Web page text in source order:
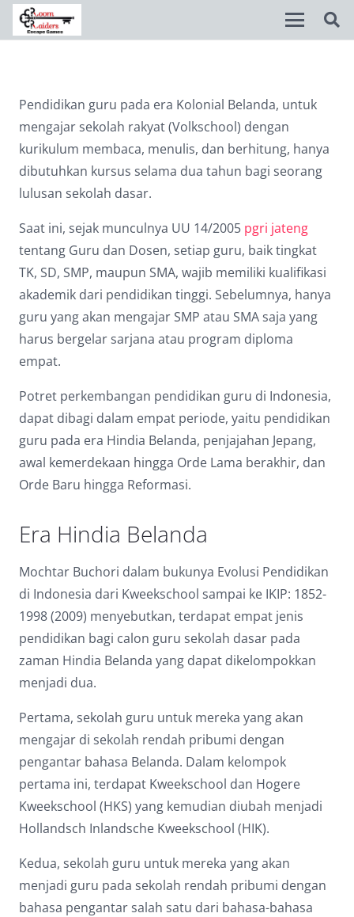
Pendidikan guru pada era Kolonial Belanda, untuk
mengajar sekolah rakyat (Volkschool) dengan
kurikulum membaca, menulis, dan berhitung, hanya
dibutuhkan kursus selama dua tahun bagi seorang
lulusan sekolah dasar.
Saat ini, sejak munculnya UU 14/2005 pgri jateng
tentang Guru dan Dosen, setiap guru, baik tingkat
TK, SD, SMP, maupun SMA, wajib memiliki kualifikasi
akademik dari pendidikan tinggi. Sebelumnya, hanya
guru yang akan mengajar SMP atau SMA saja yang
harus bergelar sarjana atau program diploma
empat.
Potret perkembangan pendidikan guru di Indonesia,
dapat dibagi dalam empat periode, yaitu pendidikan
guru pada era Hindia Belanda, penjajahan Jepang,
awal kemerdekaan hingga Orde Lama berakhir, dan
Orde Baru hingga Reformasi.
Era Hindia Belanda
Mochtar Buchori dalam bukunya Evolusi Pendidikan
di Indonesia dari Kweekschool sampai ke IKIP: 1852-
1998 (2009) menyebutkan, terdapat empat jenis
pendidikan bagi calon guru sekolah dasar pada
zaman Hindia Belanda yang dapat dikelompokkan
menjadi dua.
Pertama, sekolah guru untuk mereka yang akan
mengajar di sekolah rendah pribumi dengan
pengantar bahasa Belanda. Dalam kelompok
pertama ini, terdapat Kweekschool dan Hogere
Kweekschool (HKS) yang kemudian diubah menjadi
Hollandsch Inlandsche Kweekschool (HIK).
Kedua, sekolah guru untuk mereka yang akan
menjadi guru pada sekolah rendah pribumi dengan
bahasa pengantar salah satu dari bahasa-bahasa
title Mark headings
Background Color
zoom_out Zoom out
Decrease font
add_circle_outline Increase font
spellcheck Readable font
brightness_high Bright contrast
brightness_low
format_underlined Underline links
Mark links
Reset
all
cached